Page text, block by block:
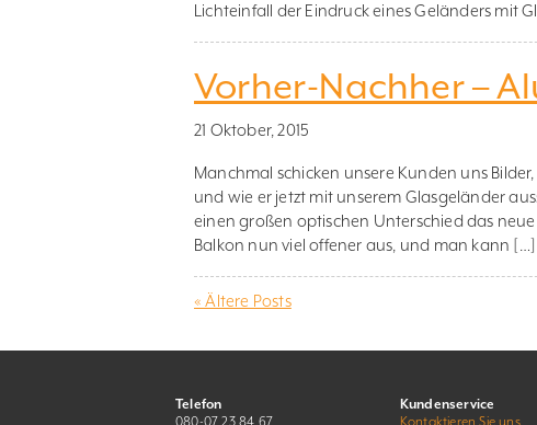
Lichteinfall der Eindruck eines Geländers mit
Vorher-Nachher –
21 Oktober, 2015
Manchmal schicken unsere Kunden uns
und wie er jetzt mit unserem Glasgeländer
einen großen optischen Unterschied das
Balkon nun viel offener aus, und man kann […]
« Ältere Posts
Telefon
080-07 23 84 67
Kundenservice
Kontaktieren Sie uns